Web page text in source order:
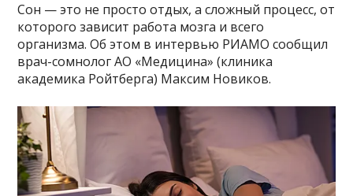
Сон — это не просто отдых, а сложный процесс, от
которого зависит работа мозга и всего
организма. Об этом в интервью РИАМО сообщил
врач-сомнолог АО «Медицина» (клиника
академика Ройтберга) Максим Новиков.